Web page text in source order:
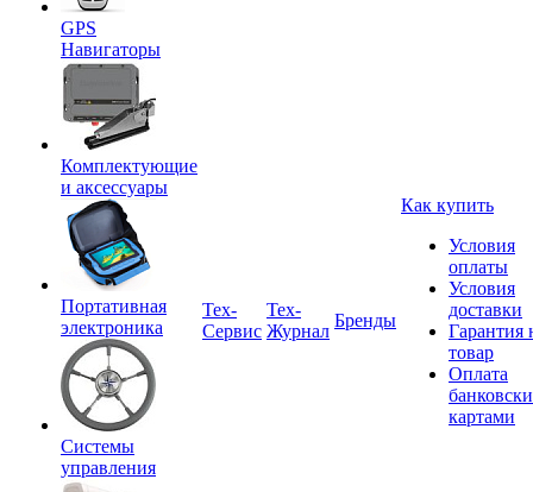
GPS
Навигаторы
Комплектующие
и аксессуары
Портативная
электроника
Системы
управления
Tex-
Сервис
Тех-
Журнал
Бренды
Как купить
Условия
оплаты
Условия
доставки
Гарантия
товар
Оплата
картами